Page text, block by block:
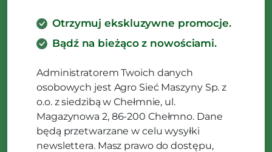
Otrzymuj ekskluzywne promocje.
Bądź na bieżąco z nowościami.
Administratorem Twoich danych
osobowych jest Agro Sieć Maszyny Sp. z
o.o. z siedzibą w Chełmnie, ul.
Magazynowa 2, 86-200 Chełmno. Dane
będą przetwarzane w celu wysyłki
newslettera. Masz prawo do dostępu,